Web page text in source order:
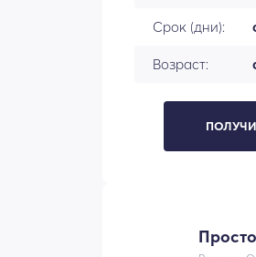
Срок (дни):
Возраст: